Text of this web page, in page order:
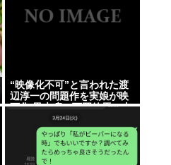
“映像化不可”と言われた渡
辺淳一の問題作を実娘が映
画化 黒木瞳、西岡徳馬、吉
田羊が出演